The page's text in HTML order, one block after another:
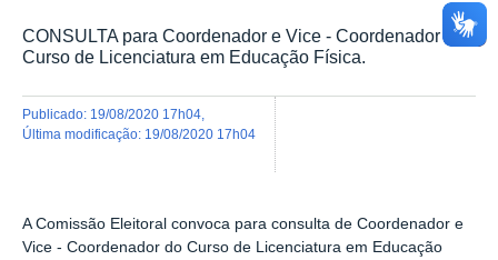
CONSULTA para Coordenador e Vice - Coordenador do
Curso de Licenciatura em Educação Física.
publicado: 19/08/2020 17h04
última modificação: 19/08/2020 17h04
A Comissão Eleitoral convoca para consulta de Coordenador e
Vice - Coordenador do Curso de Licenciatura em Educação